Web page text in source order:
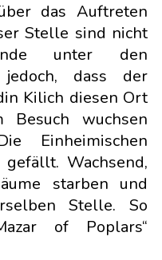
das Auftreten
Stelle sind nicht
unter den
jedoch, dass der
Kilich diesen Ort
Besuch wuchsen
Einheimischen
Wachsend,
starben und
Stelle. So
of Poplars“